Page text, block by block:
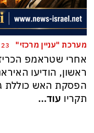
מערכת "עניין מרכזי"
אחרי שטראמפ
ראשון, הודיעו
הפסקת האש כוללת
תקריו עוד...